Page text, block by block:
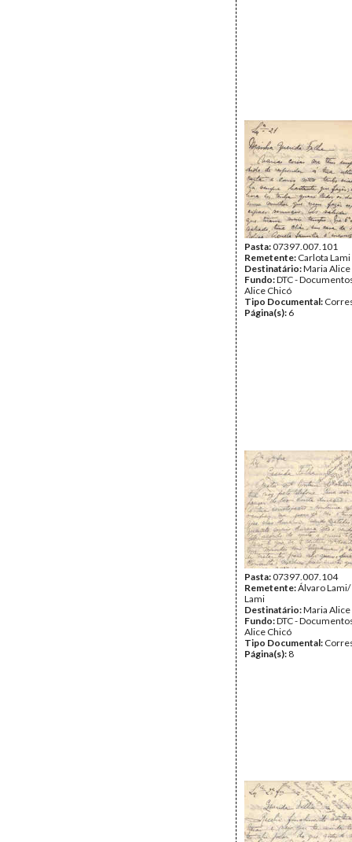
Pasta:07397.007.101
Remetente: Carlota Lami
Destinatário:Maria Alice
Fundo:DTC -
Alice Chicó
Tipo Documental:
Página(s): 6
Pasta:07397.007.104
Remetente:Álvaro
Lami
Destinatário:Maria Alice
Fundo:DTC -
Alice Chicó
Tipo Documental:
Página(s): 8